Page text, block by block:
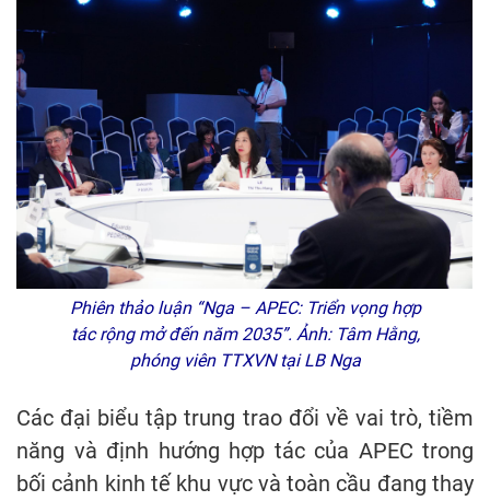
Phiên thảo luận “Nga – APEC: Triển vọng hợp
tác rộng mở đến năm 2035”. Ảnh: Tâm Hằng,
phóng viên TTXVN tại LB Nga
Các đại biểu tập trung trao đổi về vai trò, tiềm
năng và định hướng hợp tác của APEC trong
bối cảnh kinh tế khu vực và toàn cầu đang thay